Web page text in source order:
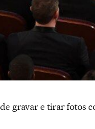
gravar e tirar fotos